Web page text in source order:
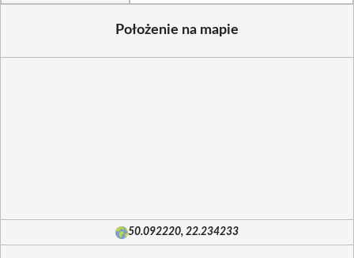
Położenie na mapie
50.092220, 22.234233